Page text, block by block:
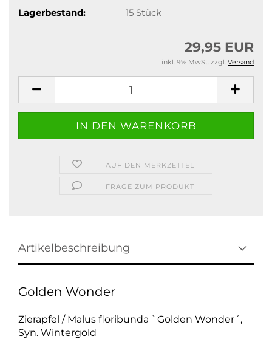
Lagerbestand: 15 Stück
29,95 EUR
inkl. 9% MwSt. zzgl. Versand
AUF DEN MERKZETTEL
FRAGE ZUM PRODUKT
Artikelbeschreibung
Golden Wonder
Zierapfel / Malus floribunda `Golden Wonder´,
Syn. Wintergold